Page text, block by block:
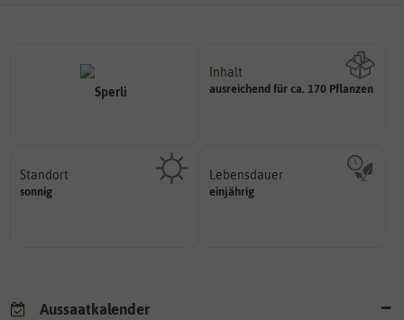
Inhalt
ausreichend für ca. 170 Pflanzen
Wie viel ist enthalten
Standort
sonnig
Pflanze? (schattig, halbschattig,
sonnig, vollsonnig)
Lebensdauer
einjährig
einjährig, zweijährig oder
mehrjährig.
Aussaatkalender